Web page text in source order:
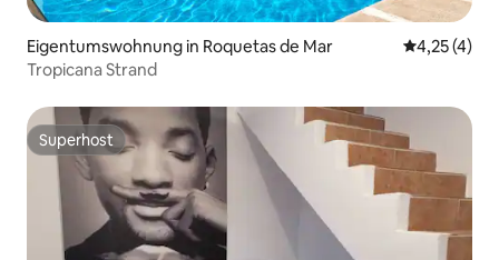
Eigentumswohnung in Roquetas de Mar
4,25 (4)
Tropicana Strand
Superhost
Superhost